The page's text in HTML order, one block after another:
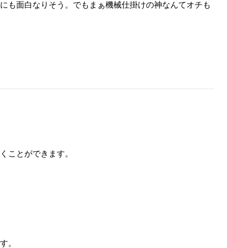
も面白なりそう。でもまぁ機械仕掛けの神なんてオチも
ことができます。
。